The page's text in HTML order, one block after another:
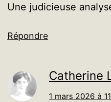
Une judicieuse
Répondre
Catherine
1 mars 2026 à